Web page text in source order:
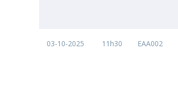
03-10-2025 11h30 EAA002